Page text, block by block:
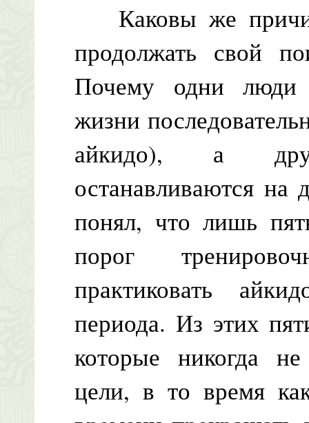
Каковы же
продолжать свой
Почему одни люди
жизни
айкидо), а
останавливаются на
понял, что лишь
порог
практиковать
периода. Из этих
которые никогда
цели, в то время